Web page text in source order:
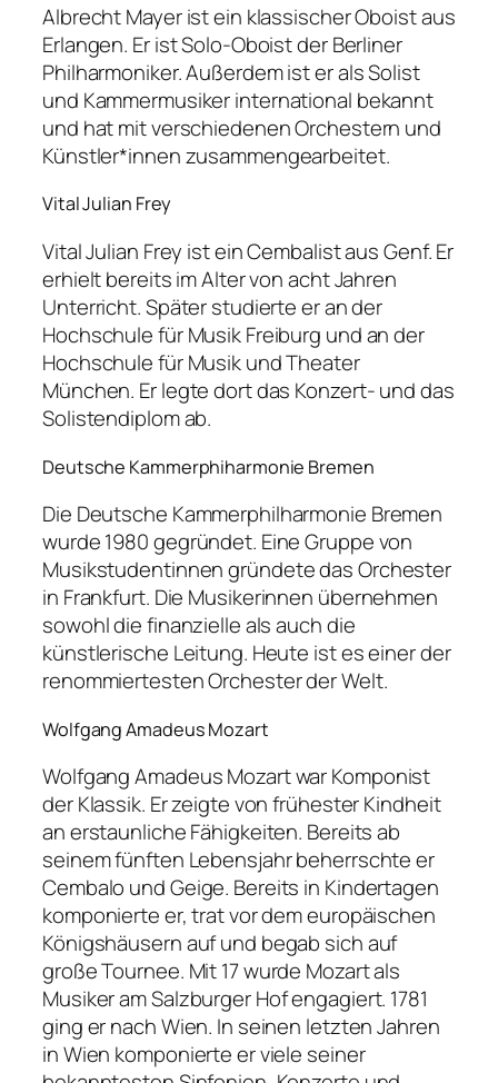
Albrecht Mayer ist ein klassischer Oboist aus
Erlangen. Er ist Solo-Oboist der Berliner
Philharmoniker. Außerdem ist er als Solist
und Kammermusiker international bekannt
und hat mit verschiedenen Orchestern und
Künstler*innen zusammengearbeitet.
Vital Julian Frey
Vital Julian Frey ist ein Cembalist aus Genf. Er
erhielt bereits im Alter von acht Jahren
Unterricht. Später studierte er an der
Hochschule für Musik Freiburg und an der
Hochschule für Musik und Theater
München. Er legte dort das Konzert- und das
Solistendiplom ab.
Deutsche Kammerphiharmonie Bremen
Die Deutsche Kammerphilharmonie Bremen
wurde 1980 gegründet. Eine Gruppe von
Musikstudentinnengründete das Orchester
in Frankfurt. Die Musikerinnen übernehmen
sowohl die finanzielle als auch die
künstlerische Leitung. Heute ist es einer der
renommiertesten Orchester der Welt.
Wolfgang Amadeus Mozart
Wolfgang Amadeus Mozart war Komponist
der Klassik. Er zeigte von frühester Kindheit
an erstaunliche Fähigkeiten. Bereits ab
seinem fünften Lebensjahr beherrschte er
Cembalo und Geige. Bereits in Kindertagen
komponierte er, trat vor dem europäischen
Königshäusern auf und begab sich auf
große Tournee. Mit 17 wurde Mozart als
Musiker am Salzburger Hof engagiert. 1781
ging er nach Wien. In seinen letzten Jahren
in Wien komponierte er viele seiner